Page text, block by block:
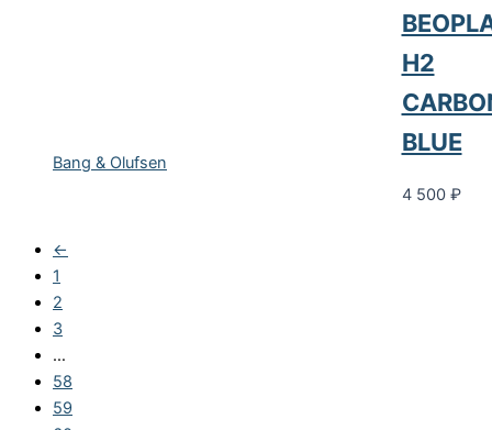
Bang & Olufsen
H2
BLUE
4 500 ₽
←
1
2
3
…
58
59